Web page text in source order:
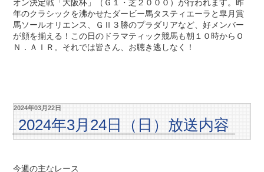
オン決定戦「大阪杯」（Ｇ１・芝２０００）が行われます。昨
年のクラシックを沸かせたダービー馬タスティエーラと皐月賞
馬ソールオリエンス、ＧⅡ３勝のプラダリアなど、好メンバー
が顔を揃える！この日のドラマティック競馬も朝１０時からＯ
Ｎ．ＡＩＲ。それでは皆さん、お聴き逃しなく！
2024年03月22日
2024年3月24日（日）放送内容
今週の主なレース